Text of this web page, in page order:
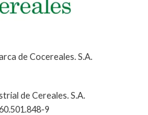
de Cocereales. S.A.
de Cereales. S.A.
9